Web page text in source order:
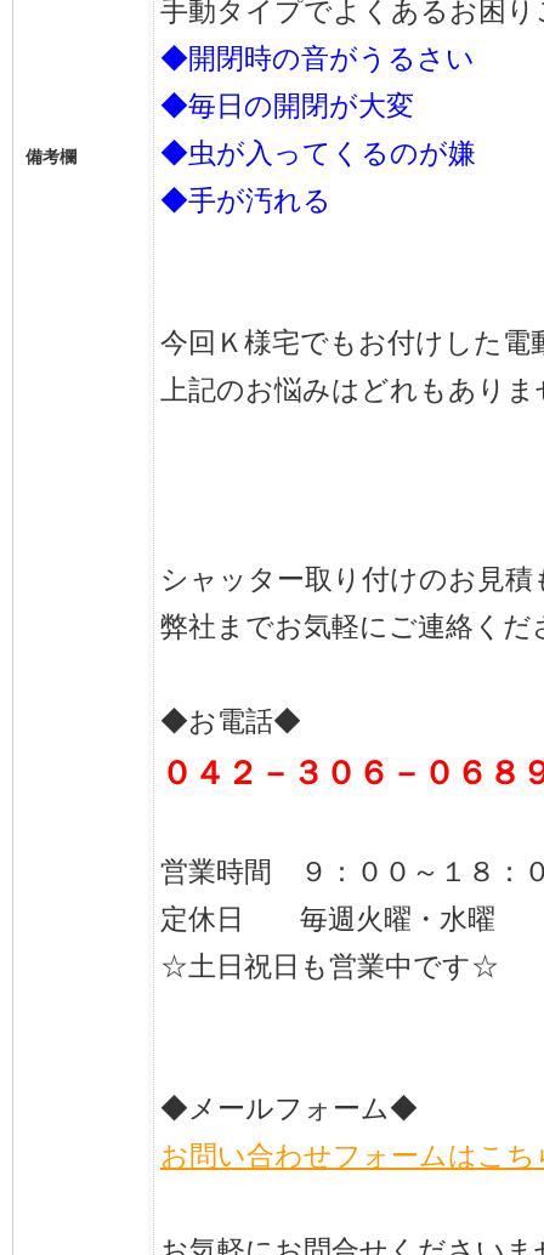
備考欄
手動タイプでよくあるお困り
◆開閉時の音がうるさい
◆毎日の開閉が大変
◆虫が入ってくるのが嫌
◆手が汚れる
今回Ｋ様宅でもお付けした電
上記のお悩みはどれもあり
シャッター取り付けのお見
弊社までお気軽にご連絡くだ
◆お電話◆
０４２－３０６－０６８
営業時間 ９：００～１８：
定休日 毎週火曜・水曜
☆土日祝日も営業中です☆
◆メールフォーム◆
お問い合わせフォームはこち